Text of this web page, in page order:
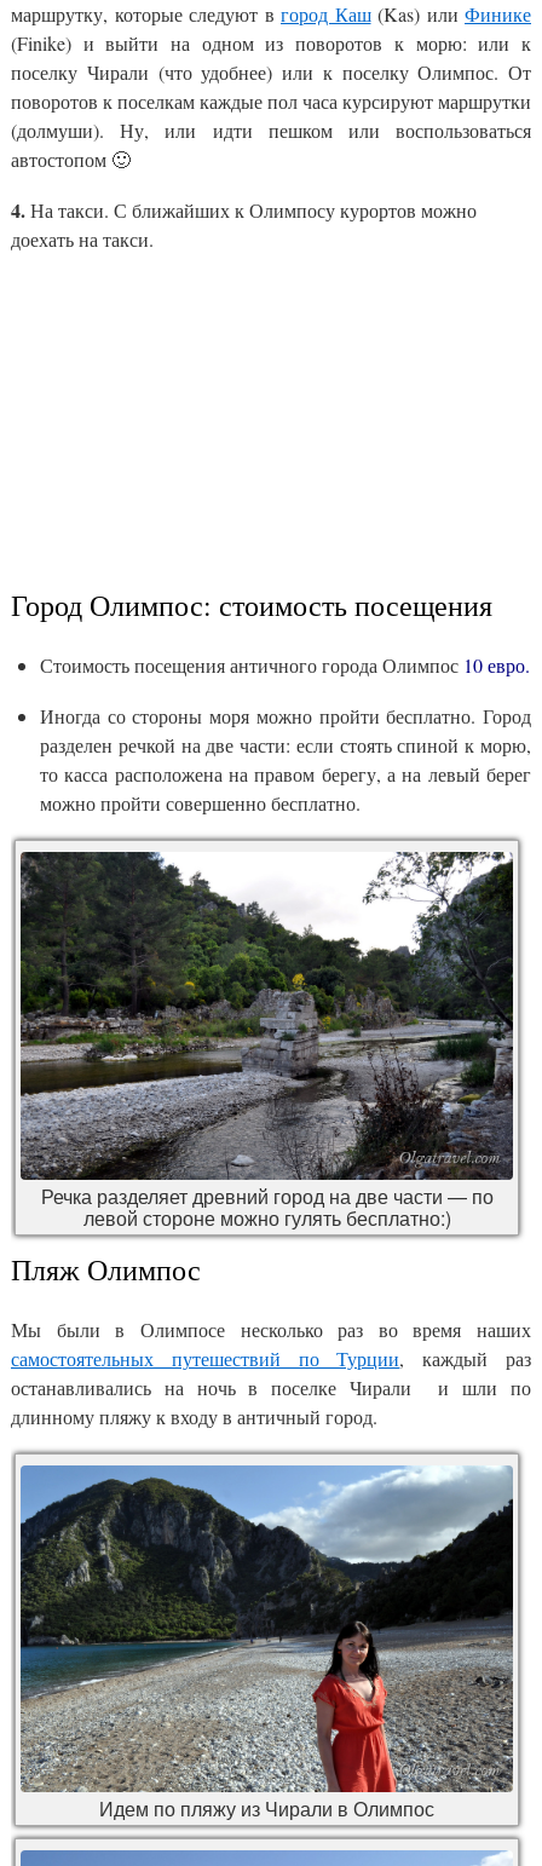
маршрутку, которые следуют в город Каш(Kas) или Финике
(Finike) и выйти на одном из поворотов к морю: или к
поселку Чирали (что удобнее) или к поселку Олимпос. От
поворотов к поселкам каждые пол часа курсируют маршрутки
(долмуши). Ну, или идти пешком или воспользоваться
автостопом 🙂
4.На такси. С ближайших к Олимпосу курортов можно
доехать на такси.
Город Олимпос: стоимость посещения
Стоимость посещения античного города Олимпос 10 евро.
Иногда со стороны моря можно пройти бесплатно. Город
разделен речкой на две части: если стоять спиной к морю,
то касса расположена на правом берегу, а на левый берег
можно пройти совершенно бесплатно.
Речка разделяет древний город на две части — по
левой стороне можно гулять бесплатно:)
Пляж Олимпос
Мы были в Олимпосе несколько раз во время наших
самостоятельных путешествий по Турции, каждый раз
останавливались на ночь в поселке Чирали и шли по
длинному пляжу к входу в античный город.
Идем по пляжу из Чирали в Олимпос